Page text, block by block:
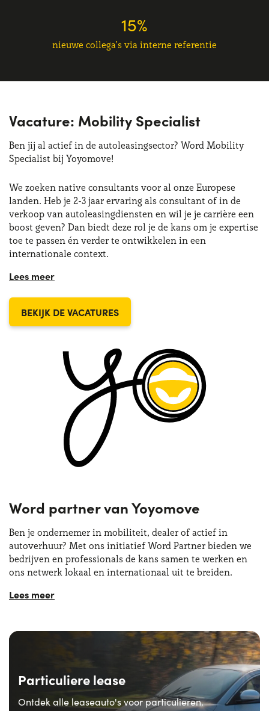
15%
nieuwe collega’s via interne referentie
Vacature: Mobility Specialist
Ben jij al actief in de autoleasingsector? Word Mobility
Specialist bij Yoyomove!
We zoeken native consultants voor al onze Europese
landen. Heb je 2-3 jaar ervaring als consultant of in de
verkoop van autoleasingdiensten en wil je je carrière een
boost geven? Dan biedt deze rol je de kans om je expertise
toe te passen én verder te ontwikkelen in een
internationale context.
Wat wij zoeken:
Minimaal 2-3 jaar ervaring in verkoopadvies binnen
long-term leasing of vergelijkbare functies
klantbenadering
Resultaatgericht en ambitieus
Zelfstandig kunnen werken
Wat wij bieden:
Groei in een sterk uitbreidende organisatie
Permanente training en updates
Zelfstandige samenwerking (zzp) met aantrekkelijk
provisieplan
Ontdek de openstaande functies via onze
BEKIJK DE VACATURES
Word partner van Yoyomove
Ben je ondernemer in mobiliteit, dealer of actief in
autoverhuur? Met ons initiatief Word Partner bieden we
bedrijven en professionals de kans samen te werken en
ons netwerk lokaal en internationaal uit te breiden.
Wat wij zoeken:
automotive of aanverwante sectoren
Een sterk netwerk en goede kennis van de lokale
markt
Vermogen om onze diensten professioneel te
Particuliere lease
Ontdek alle leaseauto's voor particulieren.